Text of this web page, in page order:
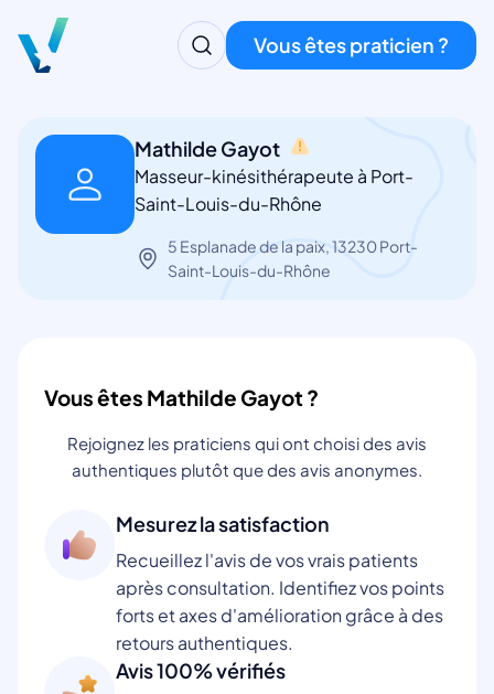
Vous êtes praticien ?
Mathilde Gayot
Masseur-kinésithérapeute à Port-
Saint-Louis-du-Rhône
5 Esplanade de la paix, 13230 Port-
Saint-Louis-du-Rhône
Vous êtes Mathilde Gayot ?
Rejoignez les praticiens qui ont choisi des avis
authentiques plutôt que des avis anonymes.
Mesurez la satisfaction
Recueillez l'avis de vos vrais patients
après consultation. Identifiez vos points
forts et axes d'amélioration grâce à des
retours authentiques.
Avis 100% vérifiés